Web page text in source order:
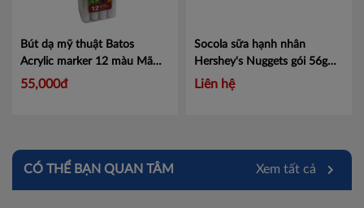
Bút dạ mỹ thuật Batos
Acrylic marker 12 màu Mã
AM-B121
55,000đ
Socola sữa hạnh nhân
Hershey's Nuggets gói 56g
Mã 100765183
Liên hệ
CÓ THỂ BẠN QUAN TÂM Xem tất cả